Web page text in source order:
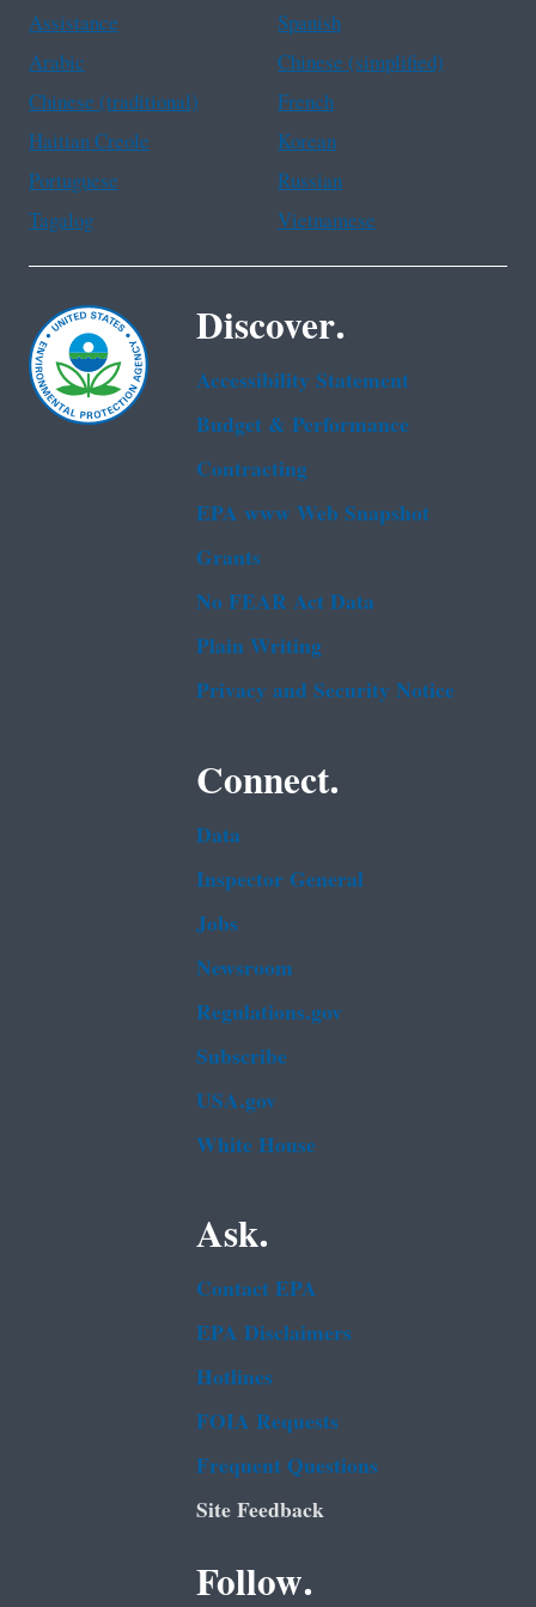
Assistance
Spanish
Arabic
Chinese (simplified)
Chinese (traditional)
French
Haitian Creole
Korean
Portuguese
Russian
Tagalog
Vietnamese
Discover.
Accessibility Statement
Budget & Performance
Contracting
EPA www Web Snapshot
Grants
No FEAR Act Data
Plain Writing
Privacy and Security Notice
Connect.
Data
Inspector General
Jobs
Newsroom
Regulations.gov
Subscribe
USA.gov
White House
Ask.
Contact EPA
EPA Disclaimers
Hotlines
FOIA Requests
Frequent Questions
Site Feedback
Follow.